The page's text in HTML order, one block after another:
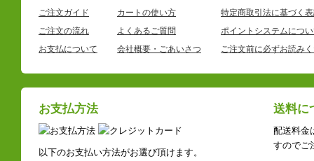
ご注文ガイド
ご注文の流れ
お支払について
カートの使い方
よくあるご質問
会社概要・ごあいさつ
特定商取引法に基づく
ポイントシステムにつ
ご注文前に必ずお読み
お支払方法
以下のお支払い方法がお選び頂けます。
送料に
配送料金
すのでご